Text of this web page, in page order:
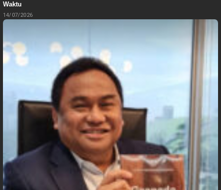
Waktu
14/07/2026